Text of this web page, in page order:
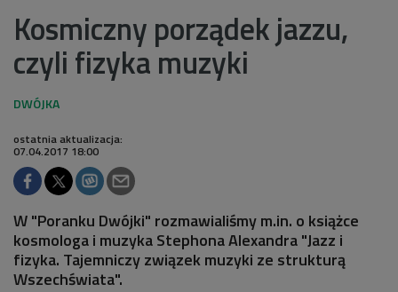
Kosmiczny porządek jazzu,
czyli fizyka muzyki
ostatnia aktualizacja:
07.04.2017 18:00
W "Poranku Dwójki" rozmawialiśmy m.in. o książce
kosmologa i muzyka Stephona Alexandra "Jazz i
fizyka. Tajemniczy związek muzyki ze strukturą
Wszechświata".